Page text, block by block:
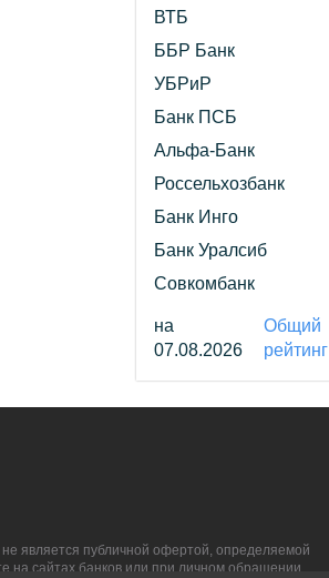
ВТБ
ББР Банк
УБРиР
Банк ПСБ
Альфа-Банк
Россельхозбанк
Банк Инго
Банк Уралсиб
Совкомбанк
на
07.08.2026
Общий
рейтинг
является публичной офертой, определяемой
сайтах банков или при личном обращении.